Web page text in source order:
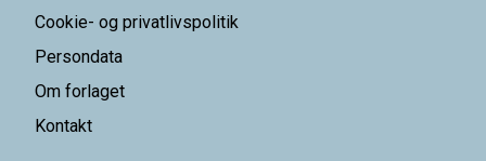
Cookie- og privatlivspolitik
Persondata
Om forlaget
Kontakt